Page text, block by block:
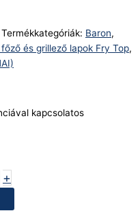
Termékkategóriák: Baron,
és grillező lapok Fry Top,
kapcsolatos
+